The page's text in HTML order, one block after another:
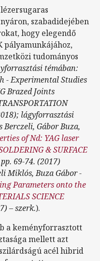
szabadidejében
hogy elegendő
pályamunkájához,
tudományos
témában:
- Experimental Studies
Brazed Joints
lágyforrasztási
Gábor Buza,
of Nd: YAG laser
& SURFACE
69-74. (2017)
Miklós, Buza Gábor -
Parameters onto the
SCIENCE
– szerk.).
a keményforrasztott
mellett azt
acél hibrid